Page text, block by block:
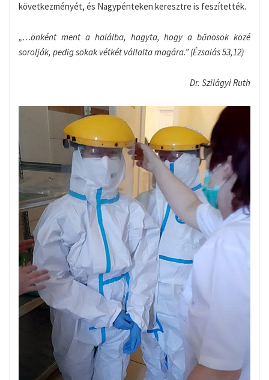
következményét, és Nagypénteken keresztre is feszítették.
„…önként ment a halálba, hagyta, hogy a bűnösök közé
sorolják, pedig sokak vétkét vállalta magára.” (Ézsaiás 53,12)
Dr. Szilágyi Ruth